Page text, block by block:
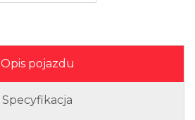
Opis pojazdu
Specyfikacja